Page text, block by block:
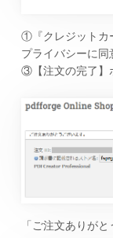
①『クレジットカ
プライバシーに同
③【注文の完了】
「ご注文ありが